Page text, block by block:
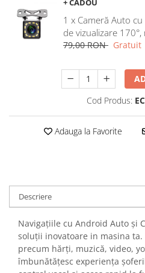
Navigatii Honda
Navigatii Jeep
Navigatii Porsche
Navigatii Land Rover
Navigatii Iveco
Navigatii Chrysler
Navigatie universala
Navigatii 1 DIN
Navigatie GPS Portabil
Accesorii navigatii
CarPlay&Android Auto
+ CADOU
1 x Cameră Auto
de vizualizare
79,00 RON Gratuit
Cod Produs:
Adauga la Favorite
Descriere
Navigațiile cu Android Auto și
soluții inovatoare in masina ta.
precum hărți, muzică, video,
îmbunătățesc experiența